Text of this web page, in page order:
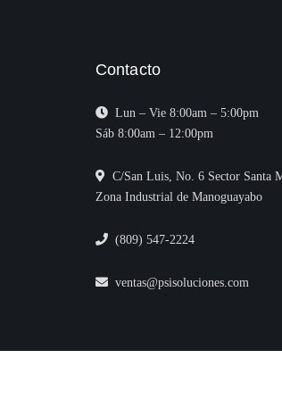
Contacto
Lun – Vie 8:00am – 5:00pm
Sáb 8:00am – 12:00pm
C/San Luis, No. 6 Sector Santa
Zona Industrial de Manoguayabo
(809) 547-2224
ventas@psisoluciones.com